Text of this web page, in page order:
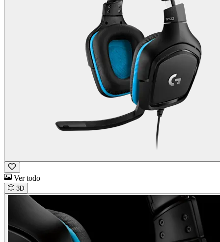
Ver todo
3D